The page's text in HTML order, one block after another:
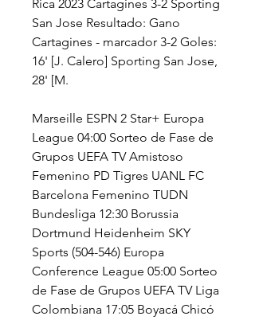
Rica 2023 Cartagines 3-2 Sporting
San Jose Resultado: Gano
Cartagines - marcador 3-2 Goles:
16' [J. Calero] Sporting San Jose,
28' [M.
Marseille ESPN 2 Star+ Europa
League 04:00 Sorteo de Fase de
Grupos UEFA TV Amistoso
Femenino PD Tigres UANL FC
Barcelona Femenino TUDN
Bundesliga 12:30 Borussia
Dortmund Heidenheim SKY
Sports (504-546) Europa
Conference League 05:00 Sorteo
de Fase de Grupos UEFA TV Liga
Colombiana 17:05 Boyacá Chicó